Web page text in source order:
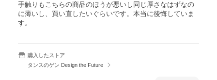
手触りもこちらの商品のほうが悪いし同じ厚さなはずなの
に薄いし、買い直したいぐらいです。本当に後悔していま
す。
購入したストア
タンスのゲン Design the Future